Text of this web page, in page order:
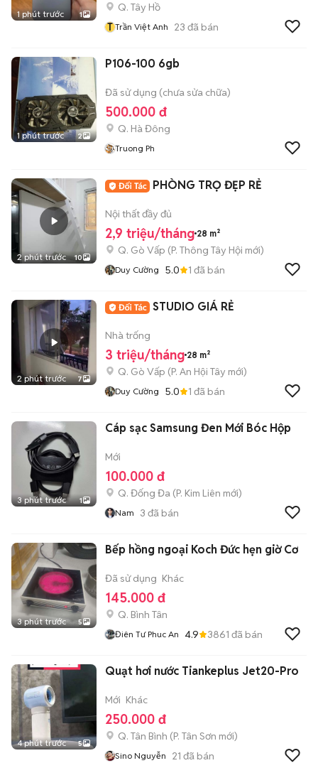
1 phút trước 1
Q. Tây Hồ
T Trần Việt Anh 23 đã bán
1 phút trước 2
P106-100 6gb
Đã sử dụng (chưa sửa chữa)
500.000 đ
Q. Hà Đông
Truong Ph
2 phút trước 10
PHÒNG TRỌ ĐẸP RẺ
Nội thất đầy đủ
2,9 triệu/tháng 28 m²
Q. Gò Vấp (P. Thông Tây Hội mới)
Duy Cường 5.0 1 đã bán
2 phút trước 7
STUDIO GIÁ RẺ
Nhà trống
3 triệu/tháng 28 m²
Q. Gò Vấp (P. An Hội Tây mới)
Duy Cường 5.0 1 đã bán
3 phút trước 1
Cáp sạc Samsung Đen Mới Bóc Hộp
Mới
100.000 đ
Q. Đống Đa (P. Kim Liên mới)
Nam 3 đã bán
3 phút trước 5
Bếp hồng ngoại Koch Đức hẹn giờ Cơ
Đã sử dụng Khác
145.000 đ
Q. Bình Tân
Điên Tư Phuc An 4.9 3861 đã bán
4 phút trước 5
Quạt hơi nước Tiankeplus Jet20-Pro
Mới Khác
250.000 đ
Q. Tân Bình (P. Tân Sơn mới)
Sino Nguyễn 21 đã bán